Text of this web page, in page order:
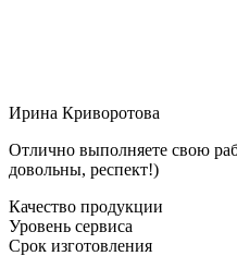
Ирина Криворотова
Отлично выполняете свою
довольны, респект!)
Качество продукции
Уровень сервиса
Срок изготовления